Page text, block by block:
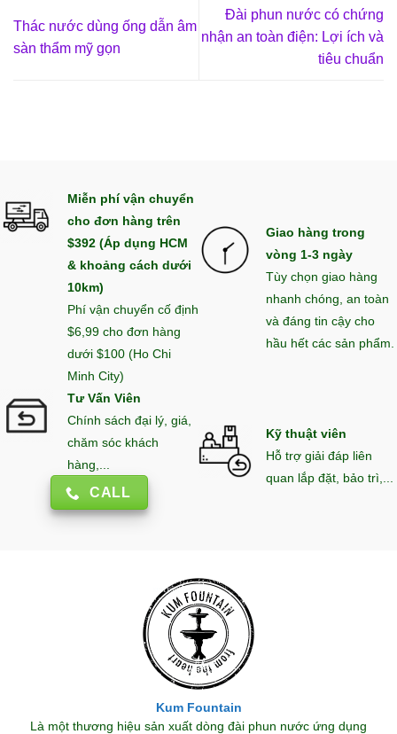
Thác nước dùng ống dẫn âm
sàn thẩm mỹ gọn
Đài phun nước có chứng
nhận an toàn điện: Lợi ích và
tiêu chuẩn
Miễn phí vận chuyển
cho đơn hàng trên
$392 (Áp dụng HCM
& khoảng cách dưới
10km)
Phí vận chuyển cố định
$6,99 cho đơn hàng
dưới $100 (Ho Chi
Minh City)
Giao hàng trong
vòng 1-3 ngày
Tùy chọn giao hàng
nhanh chóng, an toàn
và đáng tin cậy cho
hầu hết các sản phẩm.
Tư Vấn Viên
Chính sách đại lý, giá,
chăm sóc khách
hàng,...
CALL
Kỹ thuật viên
Hỗ trợ giải đáp liên
quan lắp đặt, bảo trì,...
Kum Fountain
Là một thương hiệu sản xuất dòng đài phun nước ứng dụng